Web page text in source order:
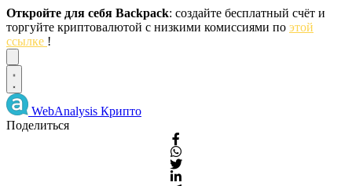
Откройте для себя Backpack: создайте бесплатный счёт и
торгуйте криптовалютой с низкими комиссиями по этой
ссылке !
WebAnalysis Крипто
Поделиться